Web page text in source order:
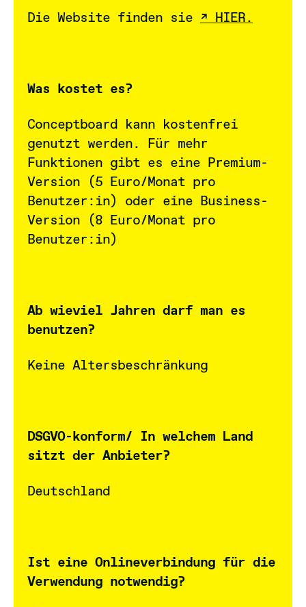
Die Website finden sie HIER.
Was kostet es?
Conceptboard kann kostenfrei
genutzt werden. Für mehr
Funktionen gibt es eine Premium-
Version (5 Euro/Monat pro
Benutzer:in) oder eine Business-
Version (8 Euro/Monat pro
Benutzer:in)
Ab wieviel Jahren darf man es
benutzen?
Keine Altersbeschränkung
DSGVO-konform/ In welchem Land
sitzt der Anbieter?
Deutschland
Ist eine Onlineverbindung für die
Verwendung notwendig?